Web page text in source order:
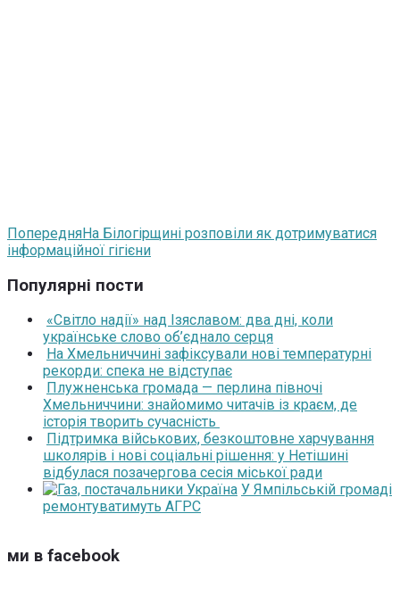
ПопередняНа Білогірщині розповіли як дотримуватися
інформаційної гігієни
Популярні пости
«Світло надії» над Ізяславом: два дні, коли
українське слово об’єднало серця
На Хмельниччині зафіксували нові температурні
рекорди: спека не відступає
Плужненська громада — перлина півночі
Хмельниччини: знайомимо читачів із краєм, де
історія творить сучасність
Підтримка військових, безкоштовне харчування
школярів і нові соціальні рішення: у Нетішині
відбулася позачергова сесія міської ради
У Ямпільській громаді
ремонтуватимуть АГРС
ми в facebook